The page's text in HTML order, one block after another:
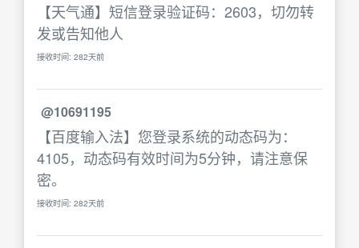
【天气通】短信登录验证码：2603，切勿转
发或告知他人
接收时间: 282天前
@10691195
【百度输入法】您登录系统的动态码为：
4105，动态码有效时间为5分钟，请注意保
密。
接收时间: 282天前